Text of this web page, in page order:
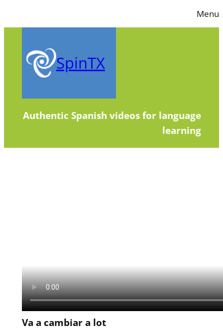
to
Menu
SpinTX
Authentic Spanish videos for language
learning
Va a cambiar a lot